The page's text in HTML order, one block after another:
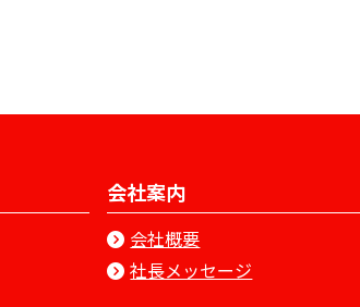
会社案内
会社概要
社長メッセージ